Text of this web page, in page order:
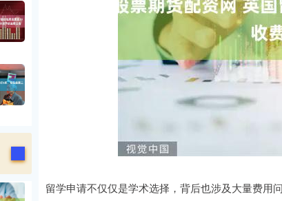
留学申请不仅仅是学术选择，背后也涉及大量费用